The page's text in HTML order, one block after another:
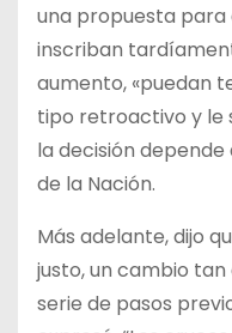
una propuesta para
inscriban
aumento, «puedan
tipo retroactivo y le
la decisión
de la Nación.
Más adelante, dijo
justo, un cambio
serie de pasos